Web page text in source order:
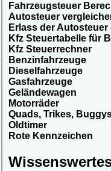
Fahrzeugsteuer
Autosteuer
Erlass der
Kfz Steuertabelle für
Kfz Steuerrechner
Benzinfahrzeuge
Dieselfahrzeuge
Gasfahrzeuge
Geländewagen
Motorräder
Quads, Trikes,
Oldtimer
Rote Kennzeichen